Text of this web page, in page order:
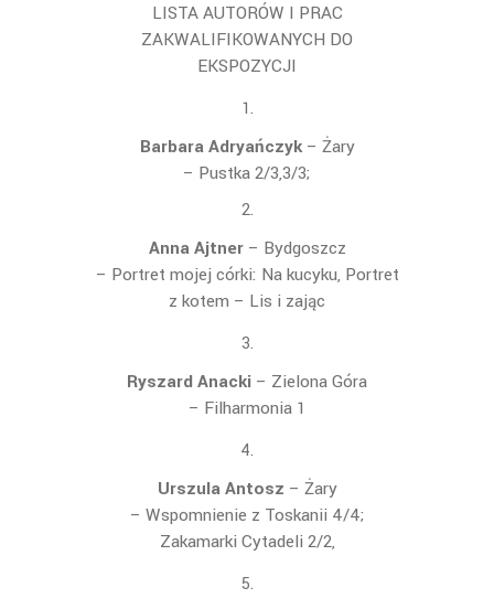
LISTA AUTORÓW I PRAC
ZAKWALIFIKOWANYCH DO
EKSPOZYCJI
Barbara Adryańczyk– Żary
– Pustka 2/3,3/3;
Anna Ajtner– Bydgoszcz
– Portret mojej córki: Na kucyku, Portret
z kotem – Lis i zając
Ryszard Anacki – Zielona Góra
– Filharmonia 1
Urszula Antosz – Żary
– Wspomnienie z Toskanii 4/4;
Zakamarki Cytadeli 2/2,